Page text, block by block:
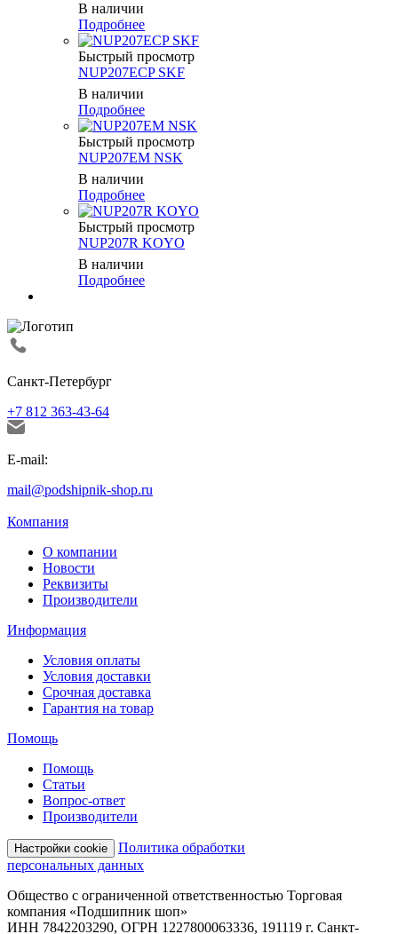
В наличии
Подробнее
Быстрый просмотр
NUP207ECP SKF
В наличии
Подробнее
Быстрый просмотр
NUP207EM NSK
В наличии
Подробнее
Быстрый просмотр
NUP207R KOYO
В наличии
Подробнее
Санкт-Петербург
+7 812 363-43-64
E-mail:
mail@podshipnik-shop.ru
Компания
О компании
Новости
Реквизиты
Производители
Информация
Условия оплаты
Условия доставки
Срочная доставка
Гарантия на товар
Помощь
Помощь
Статьи
Вопрос-ответ
Производители
Настройки cookie
Политика обработки
персональных данных
Общество с ограниченной ответственностью Торговая
компания «Подшипник шоп»
ИНН 7842203290, ОГРН 1227800063336, 191119 г. Санкт-